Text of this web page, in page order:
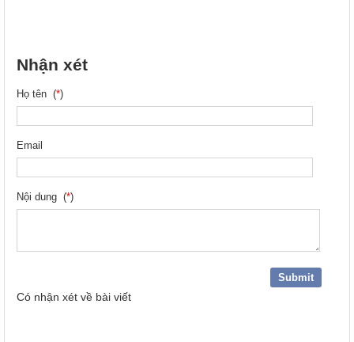
Nhận xét
Họ tên (*)
Email
Nội dung (*)
Có nhận xét về bài viết